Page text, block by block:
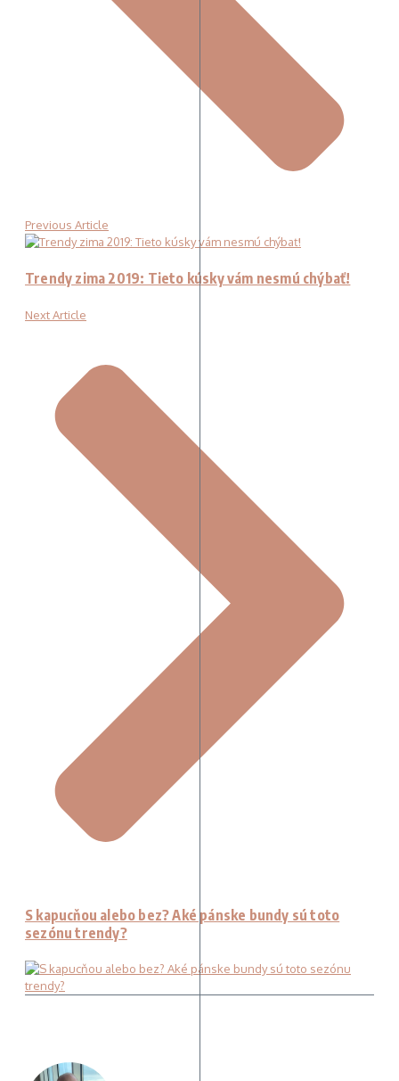
Previous Article
Trendy zima 2019: Tieto kúsky vám nesmú chýbať!
Next Article
S kapucňou alebo bez? Aké pánske bundy sú toto
sezónu trendy?